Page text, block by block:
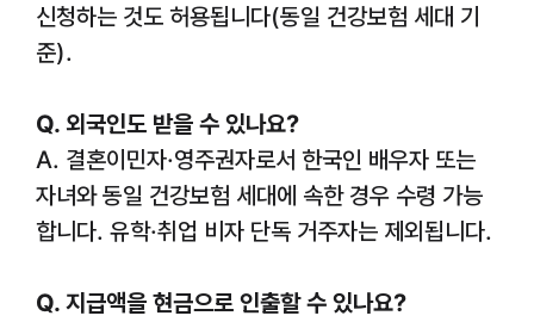
신청하는 것도 허용됩니다(동일 건강보험 세대 기
준).
Q. 외국인도 받을 수 있나요?
A. 결혼이민자·영주권자로서 한국인 배우자 또는
자녀와 동일 건강보험 세대에 속한 경우 수령 가능
합니다. 유학·취업 비자 단독 거주자는 제외됩니다.
Q. 지급액을 현금으로 인출할 수 있나요?